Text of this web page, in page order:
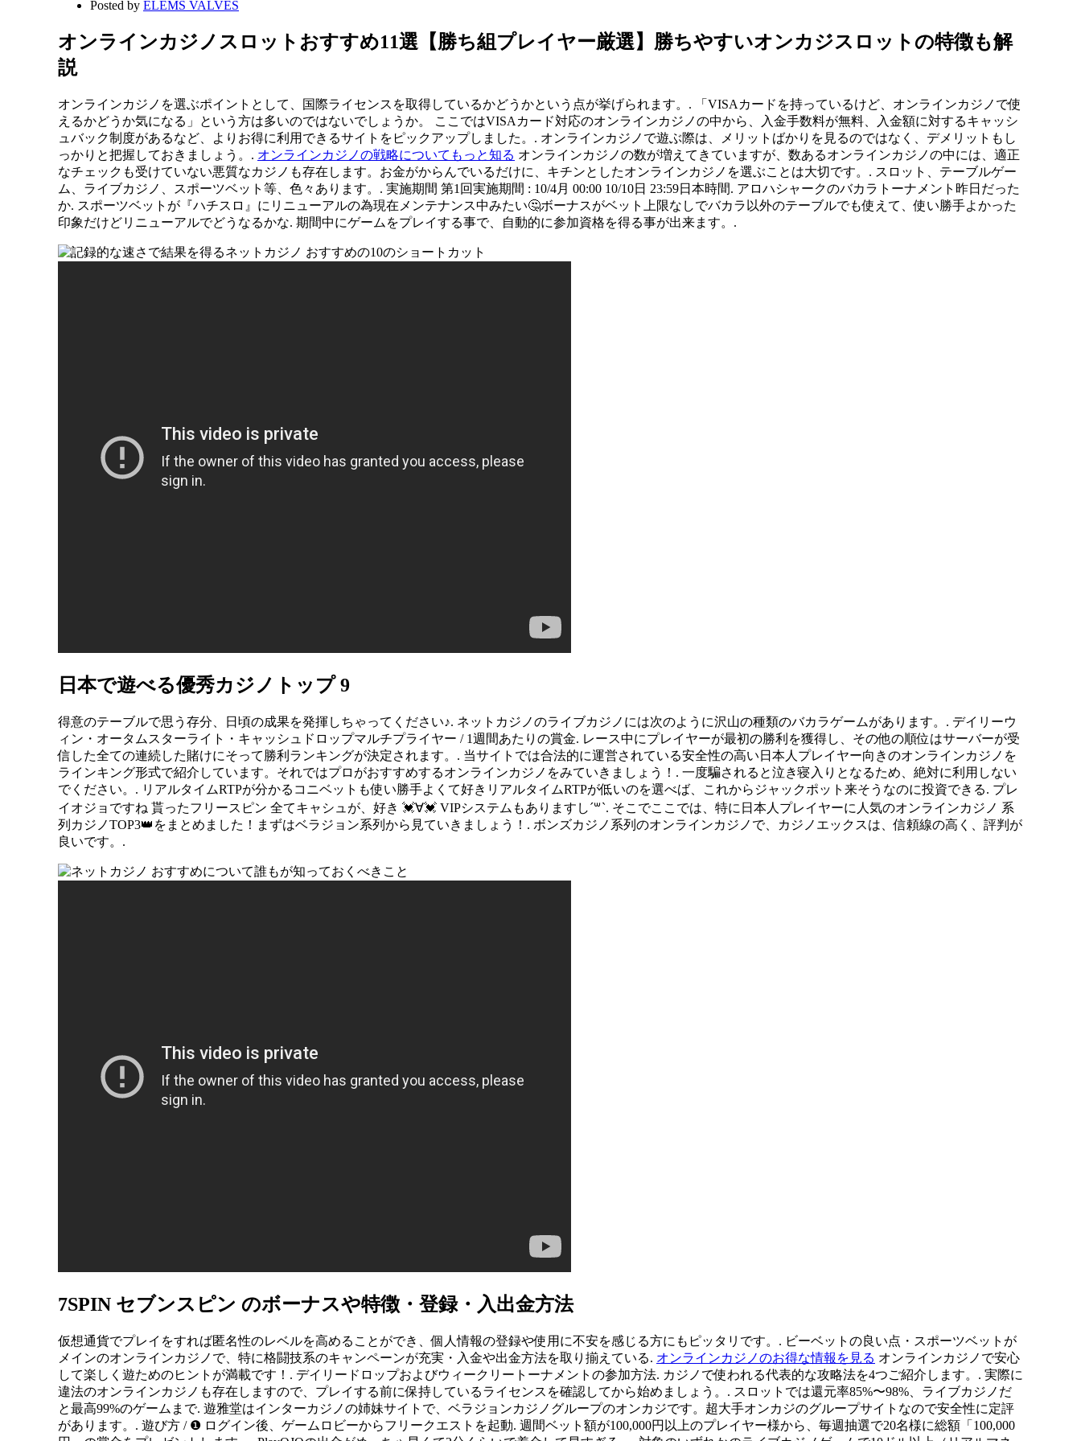
Posted by ELEMS VALVES
オンラインカジノスロットおすすめ11選【勝ち組プレイヤー厳選】勝ちやすいオンカジスロットの特徴も解
説
オンラインカジノを選ぶポイントとして、国際ライセンスを取得しているかどうかという点が挙げられます。. 「VISAカードを持っているけど、オンラインカジノで使
えるかどうか気になる」という方は多いのではないでしょうか。 ここではVISAカード対応のオンラインカジノの中から、入金手数料が無料、入金額に対するキャッシ
ュバック制度があるなど、よりお得に利用できるサイトをピックアップしました。. オンラインカジノで遊ぶ際は、メリットばかりを見るのではなく、デメリットもし
っかりと把握しておきましょう。. オンラインカジノの戦略についてもっと知る オンラインカジノの数が増えてきていますが、数あるオンラインカジノの中には、適正
なチェックも受けていない悪質なカジノも存在します。お金がからんでいるだけに、キチンとしたオンラインカジノを選ぶことは大切です。. スロット、テーブルゲー
ム、ライブカジノ、スポーツベット等、色々あります。. 実施期間 第1回実施期間 : 10/4月 00:00 10/10日 23:59日本時間. アロハシャークのバカラトーナメント昨日だった
か. スポーツベットが『ハチスロ』にリニューアルの為現在メンテナンス中みたい🤔ボーナスがベット上限なしでバカラ以外のテーブルでも使えて、使い勝手よかった
印象だけどリニューアルでどうなるかな. 期間中にゲームをプレイする事で、自動的に参加資格を得る事が出来ます。.
日本で遊べる優秀カジノトップ 9
得意のテーブルで思う存分、日頃の成果を発揮しちゃってください♪. ネットカジノのライブカジノには次のように沢山の種類のバカラゲームがあります。. デイリーウ
ィン・オータムスターライト・キャッシュドロップマルチプライヤー / 1週間あたりの賞金. レース中にプレイヤーが最初の勝利を獲得し、その他の順位はサーバーが受
信した全ての連続した賭けにそって勝利ランキングが決定されます。. 当サイトでは合法的に運営されている安全性の高い日本人プレイヤー向きのオンラインカジノを
ラインキング形式で紹介しています。それではプロがおすすめするオンラインカジノをみていきましょう！. 一度騙されると泣き寝入りとなるため、絶対に利用しない
でください。. リアルタイムRTPが分かるコニベットも使い勝手よくて好きリアルタイムRTPが低いのを選べば、これからジャックポット来そうなのに投資できる. プレ
イオジョですね 貰ったフリースピン 全てキャシュが、好き 💓∀💓 VIPシステムもありますし´꒳`. そこでここでは、特に日本人プレイヤーに人気のオンラインカジノ 系
列カジノTOP3👑をまとめました！まずはベラジョン系列から見ていきましょう！. ボンズカジノ系列のオンラインカジノで、カジノエックスは、信頼線の高く、評判が
良いです。.
7SPIN セブンスピン のボーナスや特徴・登録・入出金方法
仮想通貨でプレイをすれば匿名性のレベルを高めることができ、個人情報の登録や使用に不安を感じる方にもピッタリです。. ビーベットの良い点・スポーツベットが
メインのオンラインカジノで、特に格闘技系のキャンペーンが充実・入金や出金方法を取り揃えている. オンラインカジノのお得な情報を見る オンラインカジノで安心
して楽しく遊ためのヒントが満載です！. デイリードロップおよびウィークリートーナメントの参加方法. カジノで使われる代表的な攻略法を4つご紹介します。. 実際に
違法のオンラインカジノも存在しますので、プレイする前に保持しているライセンスを確認してから始めましょう。. スロットでは還元率85%〜98%、ライブカジノだ
と最高99%のゲームまで. 遊雅堂はインターカジノの姉妹サイトで、ベラジョンカジノグループのオンカジです。超大手オンカジのグループサイトなので安全性に定評
があります。. 遊び方 / ❶ ログイン後、ゲームロビーからフリークエストを起動. 週間ベット額が100,000円以上のプレイヤー様から、毎週抽選で20名様に総額「100,000